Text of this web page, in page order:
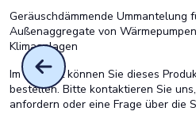
Geräuschdämmende Ummantelung
Außenaggregate von
Klimaanlagen
Im Moment können Sie dieses
bestellen. Bitte kontaktieren Sie
anfordern oder eine Frage über die